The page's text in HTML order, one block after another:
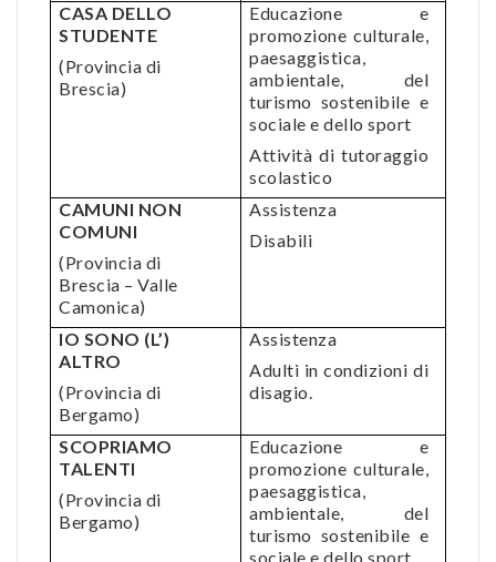
CASA DELLO
STUDENTE
(Provincia di
Brescia)
Educazione e
promozione culturale,
paesaggistica,
ambientale, del
turismo sostenibile e
sociale e dello sport
Attività di tutoraggio
scolastico
CAMUNI NON
COMUNI
(Provincia di
Brescia – Valle
Camonica)
Assistenza
Disabili
IO SONO (L’)
ALTRO
(Provincia di
Bergamo)
Assistenza
Adulti in condizioni di
disagio.
SCOPRIAMO
TALENTI
(Provincia di
Bergamo)
Educazione e
promozione culturale,
paesaggistica,
ambientale, del
turismo sostenibile e
sociale e dello sport